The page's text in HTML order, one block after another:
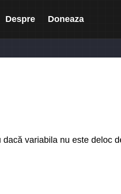
Despre Doneaza
variabila nu este deloc